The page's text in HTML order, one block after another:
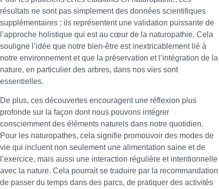
résultats ne sont pas simplement des données scientifiques
supplémentaires ; ils représentent une validation puissante de
l’approche holistique qui est au cœur de la naturopathie. Cela
souligne l’idée que notre bien-être est inextricablement lié à
notre environnement et que la préservation et l’intégration de la
nature, en particulier des arbres, dans nos vies sont
essentielles.
De plus, ces découvertes encouragent une réflexion plus
profonde sur la façon dont nous pouvons intégrer
consciemment des éléments naturels dans notre quotidien.
Pour les naturopathes, cela signifie promouvoir des modes de
vie qui incluent non seulement une alimentation saine et de
l’exercice, mais aussi une interaction régulière et intentionnelle
avec la nature. Cela pourrait se traduire par la recommandation
de passer du temps dans des parcs, de pratiquer des activités